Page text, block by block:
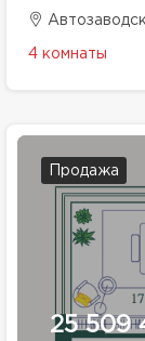
4 комнаты
Продажа
25 509